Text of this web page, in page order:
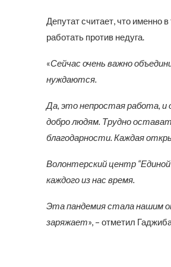
Депутат считает, что именно
работать против недуга.
«Сейчас очень важно
нуждаются.
Да, это непростая работа, и
добро людям. Трудно
благодарности. Каждая
Волонтерский центр
каждого из нас время.
Эта пандемия стала нашим
заряжает», – отметил